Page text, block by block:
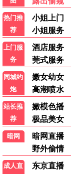
悬疑 / 犯罪 / 惊悚
三体3